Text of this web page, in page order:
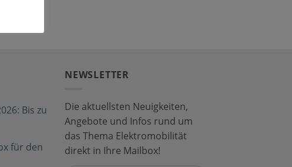
Bis zu
für den
NEWSLETTER
Die aktuellsten Neuigkeiten,
Angebote und Infos rund um
das Thema Elektromobilität
direkt in Ihre Mailbox!